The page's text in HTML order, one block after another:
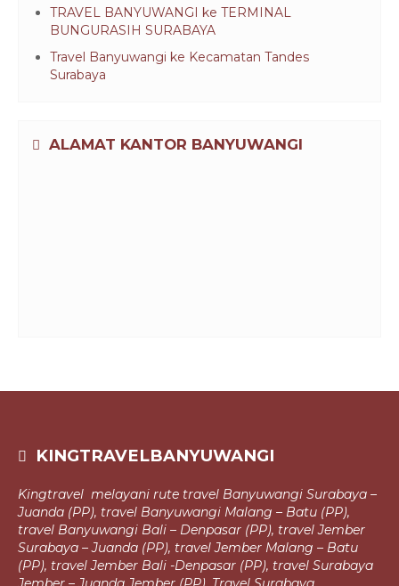
TRAVEL BANYUWANGI ke TERMINAL
BUNGURASIH SURABAYA
Travel Banyuwangi ke Kecamatan Tandes
Surabaya
ALAMAT KANTOR BANYUWANGI
KINGTRAVELBANYUWANGI
Kingtravel melayani rute travel Banyuwangi Surabaya –
Juanda (PP), travel Banyuwangi Malang – Batu (PP),
travel Banyuwangi Bali – Denpasar (PP), travel Jember
Surabaya – Juanda (PP), travel Jember Malang – Batu
(PP), travel Jember Bali -Denpasar (PP), travel Surabaya